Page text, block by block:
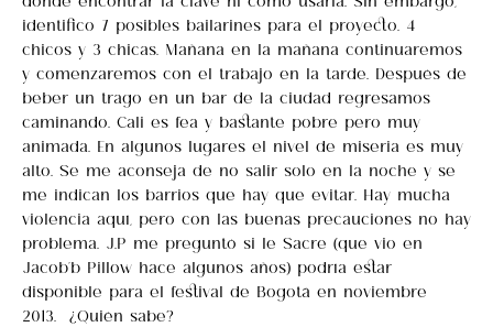
identifico 7 posibles bailarines para el proyecto. 4
chicos y 3 chicas. Mañana en la mañana continuaremos
y comenzaremos con el trabajo en la tarde. Después de
beber un trago en un bar de la ciudad regresamos
caminando. Cali es fea y bastante pobre pero muy
animada. En algunos lugares el nivel de miseria es muy
alto. Se me aconseja de no salir solo en la noche y se
me indican los barrios que hay que evitar. Hay mucha
violencia aquí, pero con las buenas precauciones no hay
problema. J.P me preguntó si le Sacre (que vio en
Jacob’b Pillow hace algunos años) podría estar
disponible para el festival de Bogotá en noviembre
2013… ¿Quién sabe?